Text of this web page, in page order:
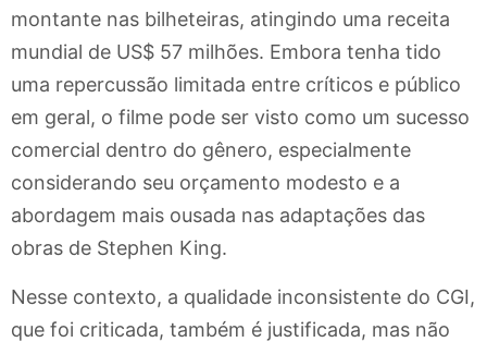
montante nas bilheteiras, atingindo uma receita
mundial de US$ 57 milhões. Embora tenha tido
uma repercussão limitada entre críticos e público
em geral, o filme pode ser visto como um sucesso
comercial dentro do gênero, especialmente
considerando seu orçamento modesto e a
abordagem mais ousada nas adaptações das
obras de Stephen King.
Nesse contexto, a qualidade inconsistente do CGI,
que foi criticada, também é justificada, mas não